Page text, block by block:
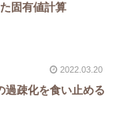
固有値計算
2022.03.20
過疎化を食い止める